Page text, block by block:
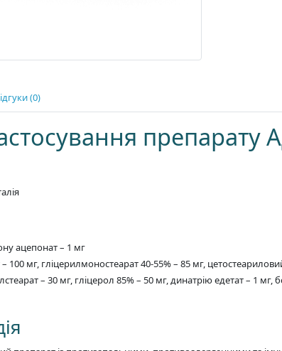
(0)
препарату
ацепонат – 1 мг
100 мг, гліцерилмоностеарат 40-55% – 85 мг,
– 30 мг, гліцерол 85% – 50 мг, динатрію едетат – 1